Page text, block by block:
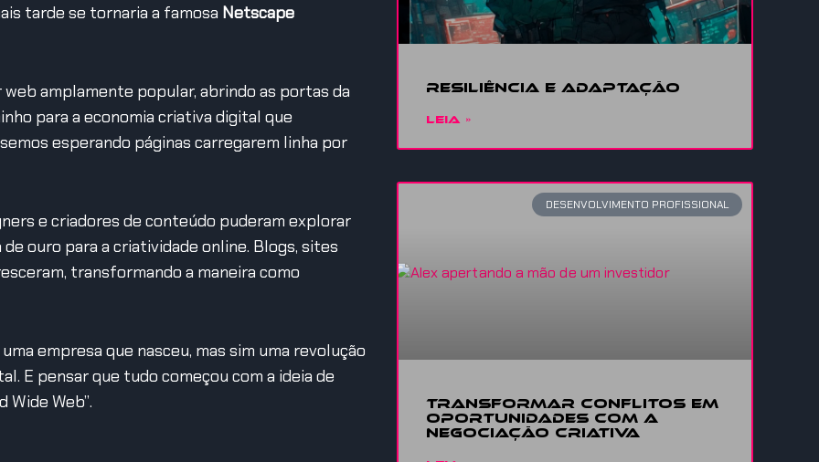
tarde se tornaria a famosa Netscape
amplamente popular, abrindo as portas da
para a economia criativa digital que
esperando páginas carregarem linha por
e criadores de conteúdo puderam explorar
ouro para a criatividade online. Blogs, sites
transformando a maneira como
empresa que nasceu, mas sim uma revolução
E pensar que tudo começou com a ideia de
Web”.
Resiliência e adaptação
LEIA »
DESENVOLVIMENTO PROFISSIONAL
Transformar conflitos em
oportunidades com a
Negociação Criativa